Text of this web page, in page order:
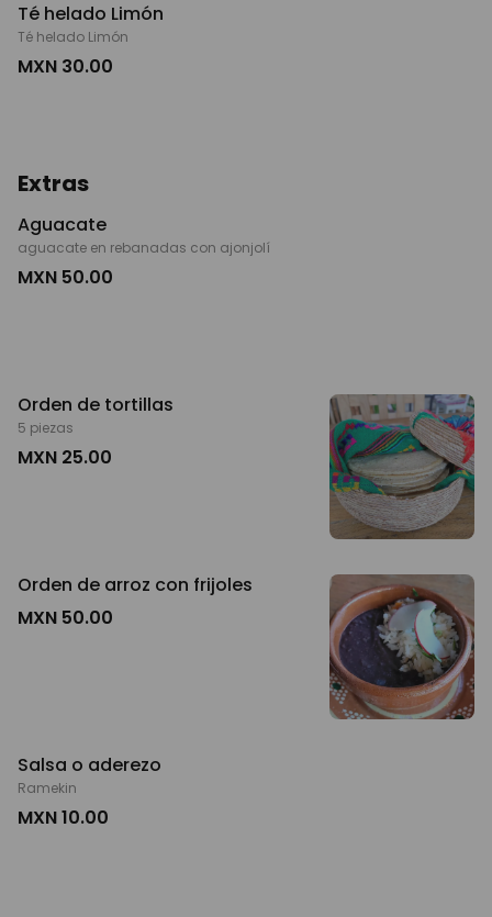
Té helado Limón
Té helado Limón
MXN 30.00
Extras
Aguacate
aguacate en rebanadas con ajonjolí
MXN 50.00
Orden de tortillas
5 piezas
MXN 25.00
Orden de arroz con frijoles
MXN 50.00
Salsa o aderezo
Ramekin
MXN 10.00